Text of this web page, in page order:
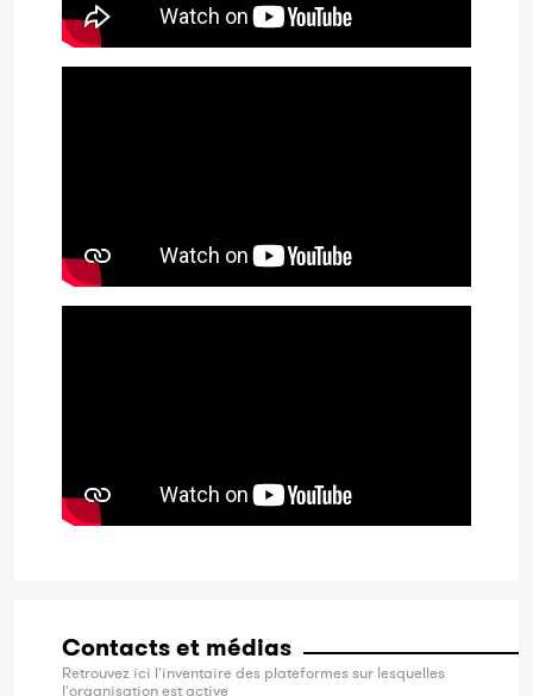
Contacts et médias
Retrouvez ici l'inventaire des plateformes sur lesquelles
l'organisation est active